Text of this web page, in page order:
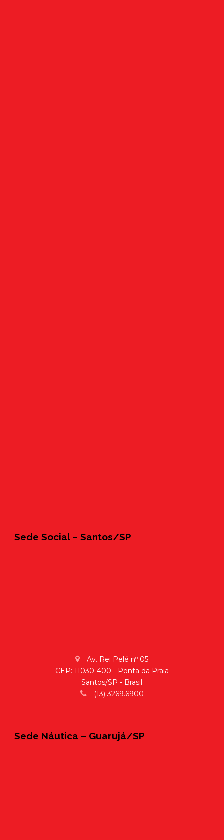
Sede Social – Santos/SP
Av. Rei Pelé nº 05
CEP: 11030-400 - Ponta da Praia
Santos/SP - Brasil
(13) 3269.6900
Sede Náutica – Guarujá/SP